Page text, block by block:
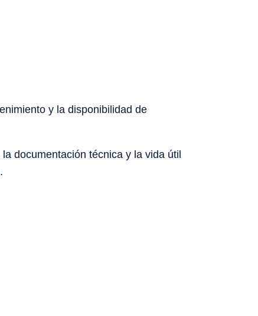
y la disponibilidad de
documentación técnica y la vida útil